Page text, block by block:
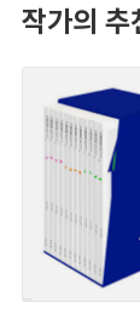
작가의 추